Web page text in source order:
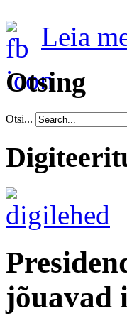
Leia
Otsing
Otsi...
jõuavad